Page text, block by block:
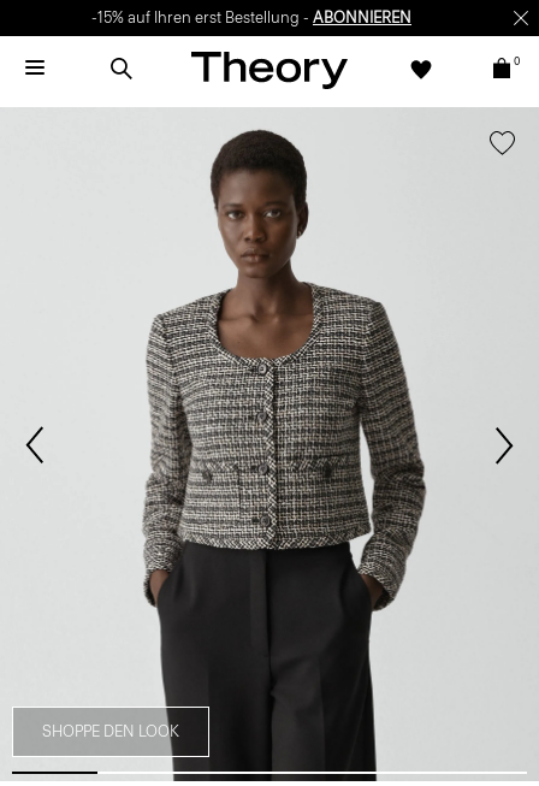
-15% auf Ihren erst Bestellung - ABONNIEREN
0
SHOPPE DEN LOOK